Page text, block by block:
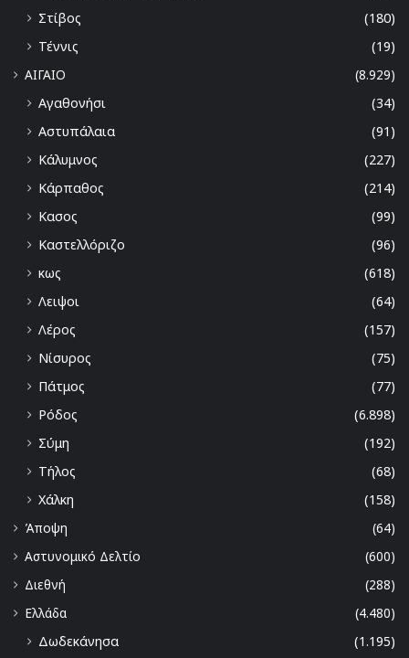
Στίβος
(180)
Τέννις
(19)
ΑΙΓΑΙΟ
(8.929)
Αγαθονήσι
(34)
Αστυπάλαια
(91)
Κάλυμνος
(227)
Κάρπαθος
(214)
Κασος
(99)
Καστελλόριζο
(96)
κως
(618)
Λειψοι
(64)
Λέρος
(157)
Νίσυρος
(75)
Πάτμος
(77)
Ρόδος
(6.898)
Σύμη
(192)
Τήλος
(68)
Χάλκη
(158)
Άποψη
(64)
Αστυνομικό Δελτίο
(600)
Διεθνή
(288)
Ελλάδα
(4.480)
Δωδεκάνησα
(1.195)